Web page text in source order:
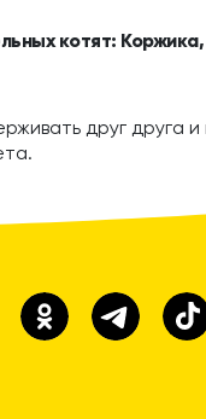
котят:
друг друга и